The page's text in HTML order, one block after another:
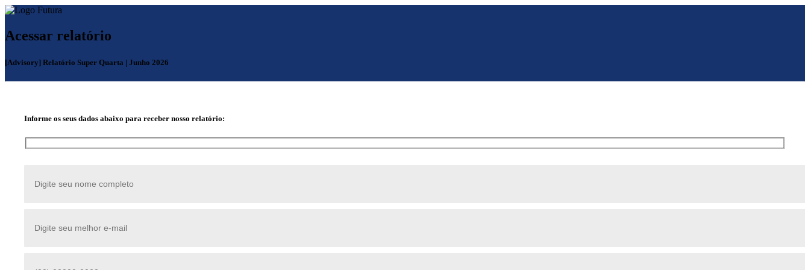
Acessar relatório
[Advisory] Relatório Super Quarta | Junho 2026
Informe os seus dados abaixo para receber nosso relatório: